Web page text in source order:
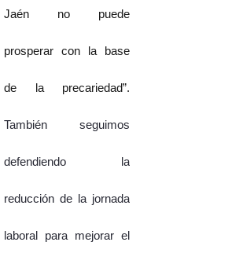
Jaén no puede
prosperar con la base
de la precariedad”.
También seguimos
defendiendo la
reducción de la jornada
laboral para mejorar el